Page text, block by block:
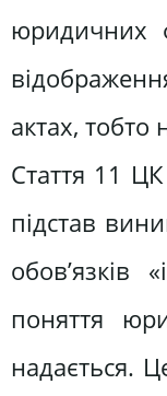
юридичних
актах,
Стаття 11
підстав
обов’язків
поняття
надається.